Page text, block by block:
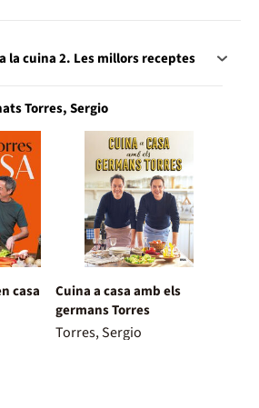
la cuina 2. Les millors receptes
Torres, Sergio
casa
Cuina a casa amb els
germans Torres
Torres, Sergio